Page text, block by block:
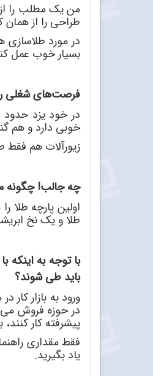
من یک مطلب را از
طراحی را از
در مورد
بسیار خوب عمل
فرصتهای شغلی
در خود یزد حدود 2000 طلاساز داریم. حدود 700 تا 800 نفرشان پروانه کسب دارند. تعدادی هم با پروانه صنایع
خوبی دارد و هم
زیورآلات هم فقط
چه جالب! چگونه
اولین پارچه طلا
طلا و یک نخ
با توجه به اینکه
باید طی شوند؟
ورود به بازار کار
در حوزه فروش می
پیشرفته کار کنند،
فقط مقداری
یاد بگیرید.